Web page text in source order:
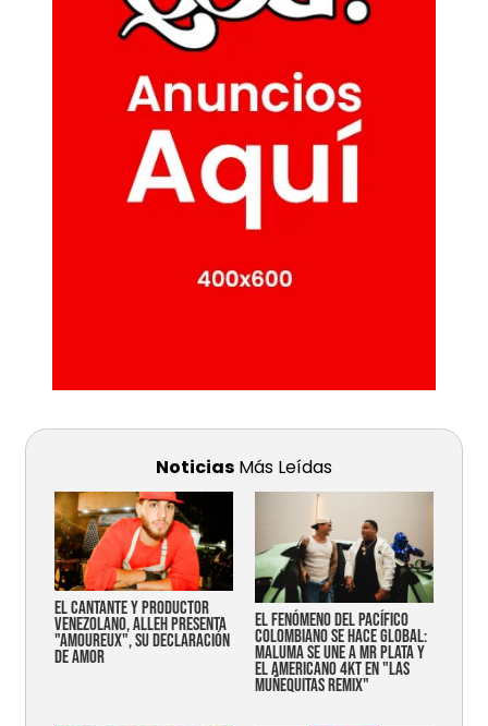
Noticias Más Leídas
EL CANTANTE Y PRODUCTOR
VENEZOLANO, ALLEH PRESENTA
"AMOUREUX", SU DECLARACIÓN
DE AMOR
EL FENÓMENO DEL PACÍFICO
COLOMBIANO SE HACE GLOBAL:
MALUMA SE UNE A MR PLATA Y
EL AMERICANO 4KT EN "LAS
MUÑEQUITAS REMIX"